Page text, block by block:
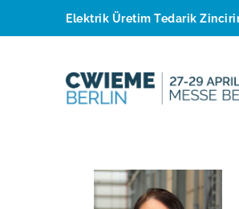
Elektrik Üretim Tedarik